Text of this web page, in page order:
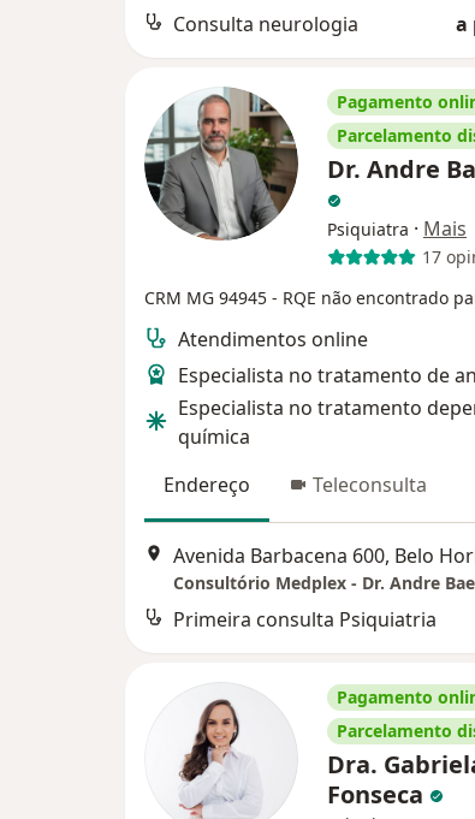
Consulta neurologia a
Pagamento
Parcelamento
Dr. Andre
Psiquiatra · Mais
17
CRM MG 94945 - RQE não encontrado
Atendimentos online
Especialista no tratamento de
Especialista no tratamento
química
Endereço
Teleconsulta
Avenida Barbacena 600, Belo
Consultório Medplex - Dr. Andre
Primeira consulta Psiquiatria
Pagamento
Parcelamento
Dra.
Fonseca